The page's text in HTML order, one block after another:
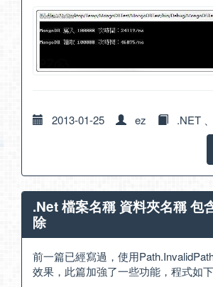
2013-01-25 ez .NET
.Net 檔案名稱 資料夾名稱 包
除
前一篇已經寫過，使用
效果，此篇加強了一些功能，程式如下